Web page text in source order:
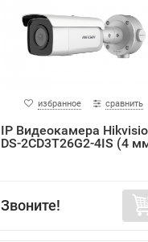
избранное сравнить
IP Видеокамера
DS-2CD3T26G2-4IS (4
Звоните!